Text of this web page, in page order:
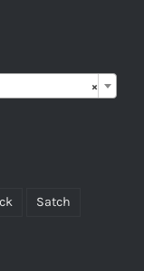
×
Satch